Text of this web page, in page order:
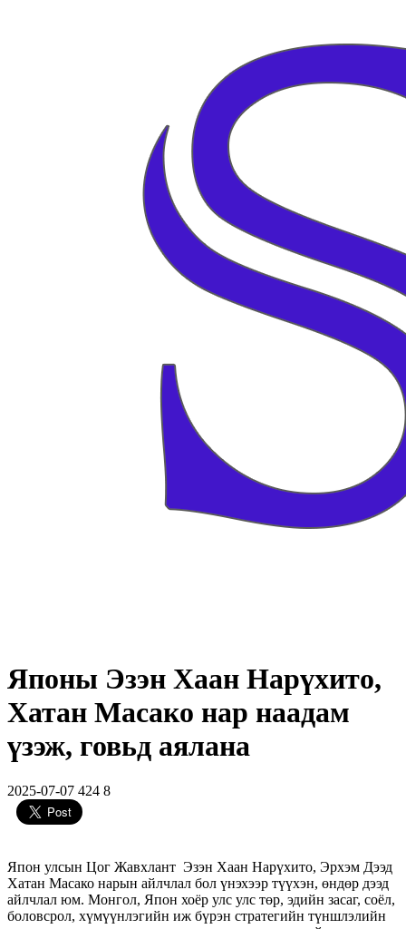
Японы Эзэн Хаан Нарүхито,
Хатан Масако нар наадам
үзэж, говьд аялана
2025-07-07 424 8
Япон улсын Цог Жавхлант Эзэн Хаан Нарүхито, Эрхэм Дээд
Хатан Масако нарын айлчлал бол үнэхээр түүхэн, өндөр дээд
айлчлал юм. Монгол, Япон хоёр улс улс төр, эдийн засаг, соёл,
боловсрол, хүмүүнлэгийн иж бүрэн стратегийн түншлэлийн